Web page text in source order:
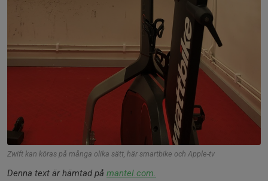
Zwift kan köras på många olika sätt, här smartbike och Apple-tv
Denna text är hämtad på mantel.com.